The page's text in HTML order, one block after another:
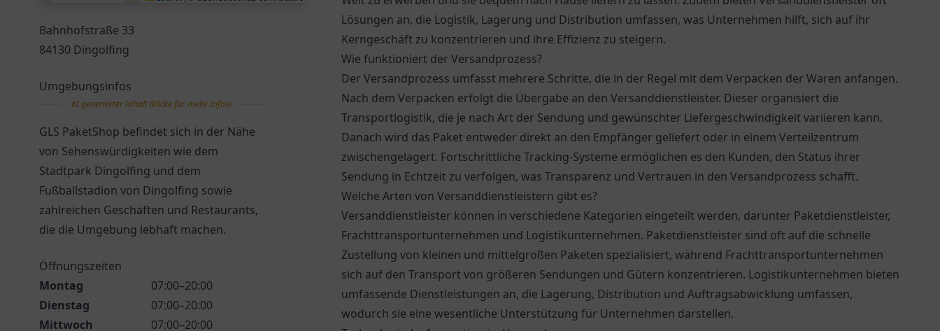
Bahnhofstraße 33
84130 Dingolfing
Umgebungsinfos
KI generierter Inhalt (klicke für mehr Infos)
GLS PaketShop befindet sich in der Nähe
von Sehenswürdigkeiten wie dem
Stadtpark Dingolfing und dem
Fußballstadion von Dingolfing sowie
zahlreichen Geschäften und Restaurants,
die die Umgebung lebhaft machen.
Öffnungszeiten
Montag
07:00–20:00
Dienstag
07:00–20:00
Mittwoch
07:00–20:00
Lösungen an, die Logistik, Lagerung und Distribution umfassen, was Unternehmen hilft, sich auf ihr
Kerngeschäft zu konzentrieren und ihre Effizienz zu steigern.
Wie funktioniert der Versandprozess?
Der Versandprozess umfasst mehrere Schritte, die in der Regel mit dem Verpacken der Waren anfangen.
Nach dem Verpacken erfolgt die Übergabe an den Versanddienstleister. Dieser organisiert die
Transportlogistik, die je nach Art der Sendung und gewünschter Liefergeschwindigkeit variieren kann.
Danach wird das Paket entweder direkt an den Empfänger geliefert oder in einem Verteilzentrum
zwischengelagert. Fortschrittliche Tracking-Systeme ermöglichen es den Kunden, den Status ihrer
Sendung in Echtzeit zu verfolgen, was Transparenz und Vertrauen in den Versandprozess schafft.
Welche Arten von Versanddienstleistern gibt es?
Versanddienstleister können in verschiedene Kategorien eingeteilt werden, darunter Paketdienstleister,
Frachttransportunternehmen und Logistikunternehmen. Paketdienstleister sind oft auf die schnelle
Zustellung von kleinen und mittelgroßen Paketen spezialisiert, während Frachttransportunternehmen
sich auf den Transport von größeren Sendungen und Gütern konzentrieren. Logistikunternehmen bieten
umfassende Dienstleistungen an, die Lagerung, Distribution und Auftragsabwicklung umfassen,
wodurch sie eine wesentliche Unterstützung für Unternehmen darstellen.